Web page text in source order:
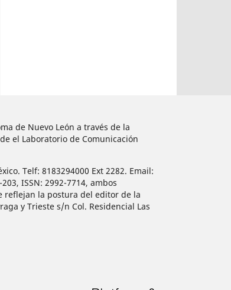
de Nuevo León a través de la
el Laboratorio de Comunicación
Telf: 8183294000 Ext 2282. Email:
ISSN: 2992-7714, ambos
reflejan la postura del editor de la
y Trieste s/n Col. Residencial Las